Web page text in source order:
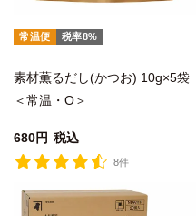
常温便 税率8%
素材薫るだし(かつお) 10g×5袋
＜常温・O＞
680 税込
8件